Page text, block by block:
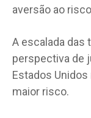
aversão ao
A escalada das
perspectiva de
Estados
maior risco.